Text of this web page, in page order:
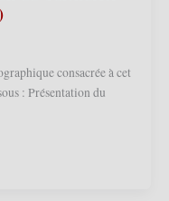
consacrée à cet
: Présentation du